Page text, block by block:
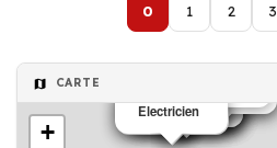
0 1 2 3
CARTE
Electricien
Electricien
Electricien
Electricien
Electricien
Electricien
Electricien
Electricien
+